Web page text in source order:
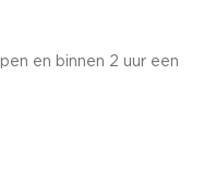
en binnen 2 uur een